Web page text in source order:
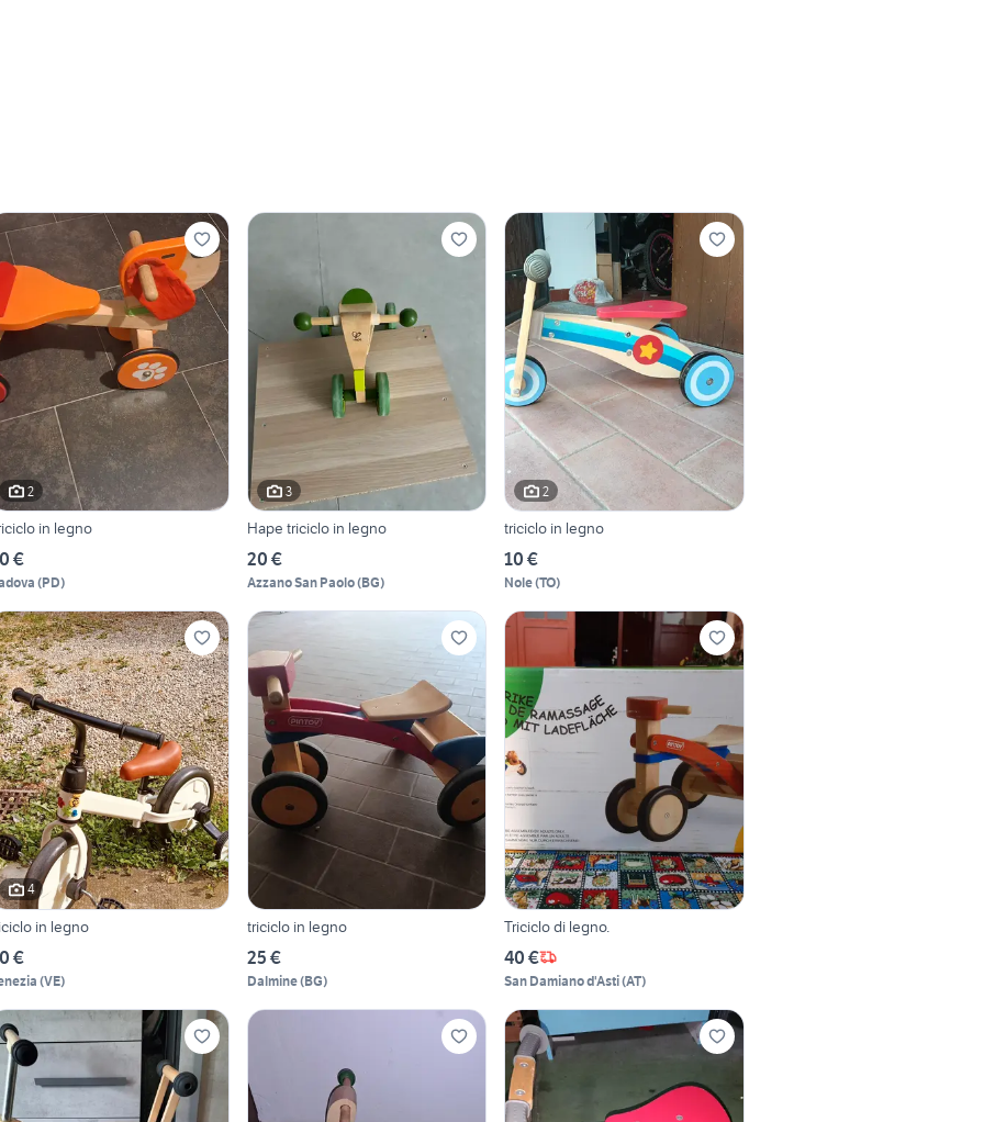
2
in legno
€
(PD)
3
Hape triciclo in legno
20 €
Azzano San Paolo(BG)
2
triciclo in legno
10 €
Nole(TO)
4
in legno
€
(VE)
triciclo in legno
25 €
Dalmine(BG)
Triciclo di legno.
40 €
San Damiano d'Asti(AT)